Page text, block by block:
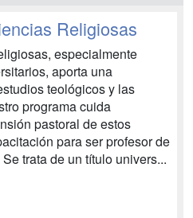
Religiosas
especialmente
aporta una
teológicos y las
programa cuida
pastoral de estos
para ser profesor de
trata de un título univers...